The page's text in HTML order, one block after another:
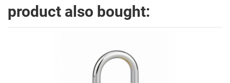
product also bought: